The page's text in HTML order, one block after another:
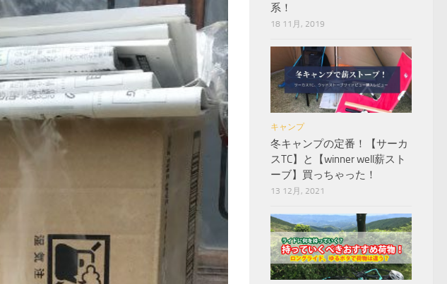
系！
18 11月, 2019
キャンプ
冬キャンプの定番！【サーカ
スTC】と【winner well薪スト
ーブ】買っちゃった！
13 12月, 2021